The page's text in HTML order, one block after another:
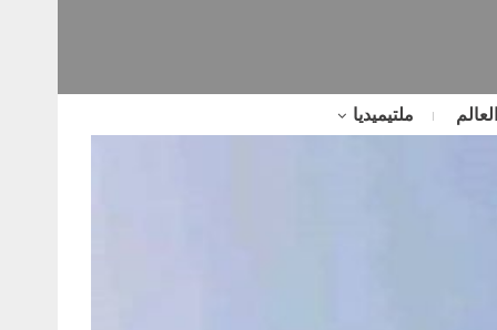
ملتيميديا